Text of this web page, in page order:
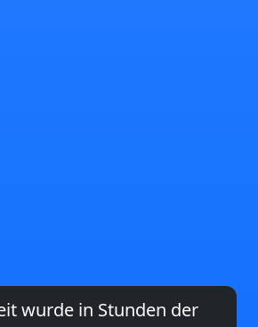
wurde in Stunden der